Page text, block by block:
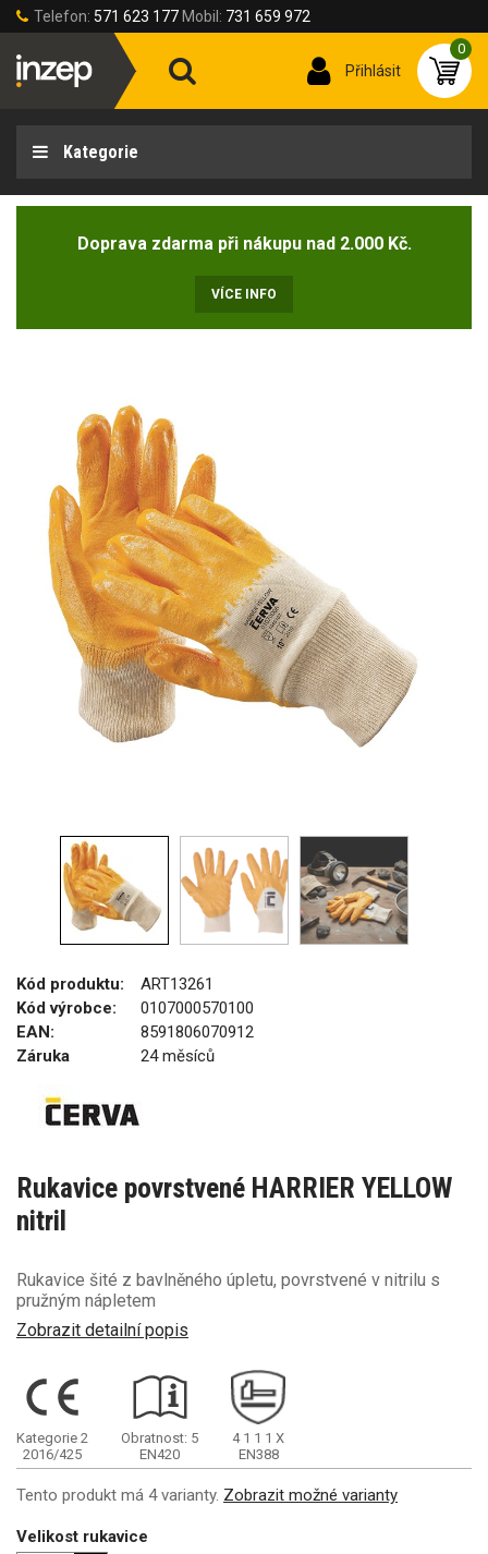
Telefon: 571 623 177 Mobil: 731 659 972
Přihlásit
0
Kategorie
Doprava zdarma při nákupu nad 2.000 Kč.
VÍCE INFO
Kód produktu:
ART13261
Kód výrobce:
0107000570100
EAN:
8591806070912
Záruka
24 měsíců
Rukavice povrstvené HARRIER YELLOW
nitril
Rukavice šité z bavlněného úpletu, povrstvené v nitrilu s
pružným nápletem
Zobrazit detailní popis
Kategorie 2
2016/425
Obratnost: 5
EN420
4 1 1 1 X
EN388
Tento produkt má 4 varianty. Zobrazit možné varianty
Velikost rukavice